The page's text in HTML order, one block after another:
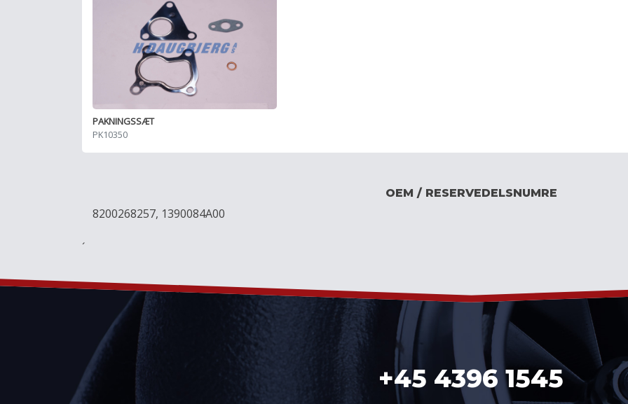
PAKNINGSSÆT
PK10350
OEM / RESERVEDELSNUMRE
8200268257, 1390084A00
´
+45 4396 1545